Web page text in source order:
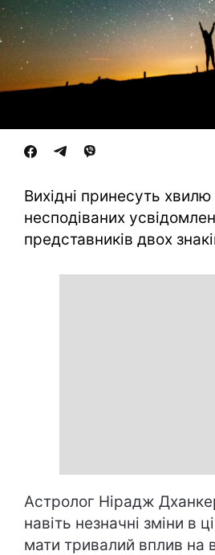
Вихідні принесуть хвилю
несподіваних
представників двох
Астролог Нірадж
навіть незначні зміни в
мати тривалий вплив на